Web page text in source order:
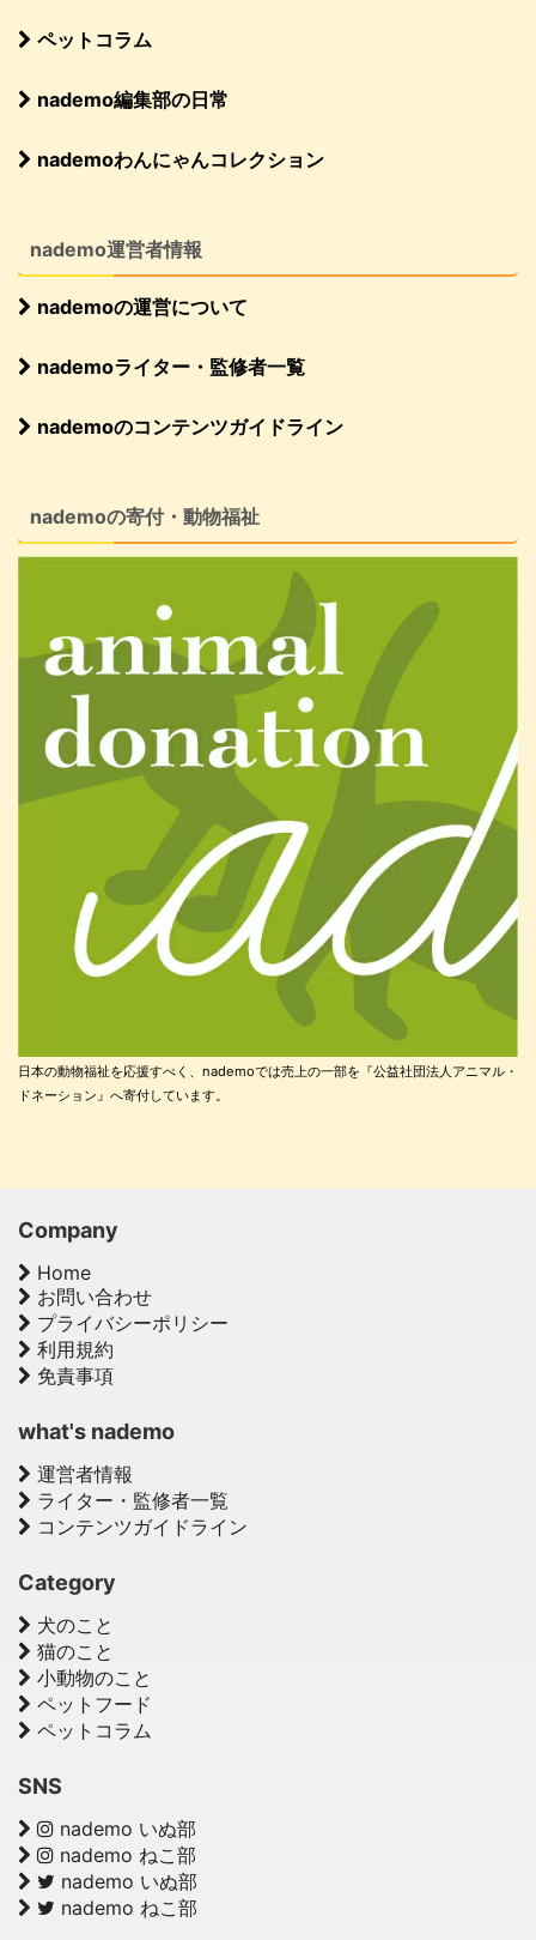
ペットコラム
nademo編集部の日常
nademoわんにゃんコレクション
nademo運営者情報
nademoの運営について
nademoライター・監修者一覧
nademoのコンテンツガイドライン
nademoの寄付・動物福祉
日本の動物福祉を応援すべく、nademoでは売上の一部を『公益社団法人アニマル・
ドネーション』へ寄付しています。
Company
Home
お問い合わせ
プライバシーポリシー
利用規約
免責事項
what's nademo
運営者情報
ライター・監修者一覧
コンテンツガイドライン
Category
犬のこと
猫のこと
小動物のこと
ペットフード
ペットコラム
SNS
nademo いぬ部
nademo ねこ部
nademo いぬ部
nademo ねこ部